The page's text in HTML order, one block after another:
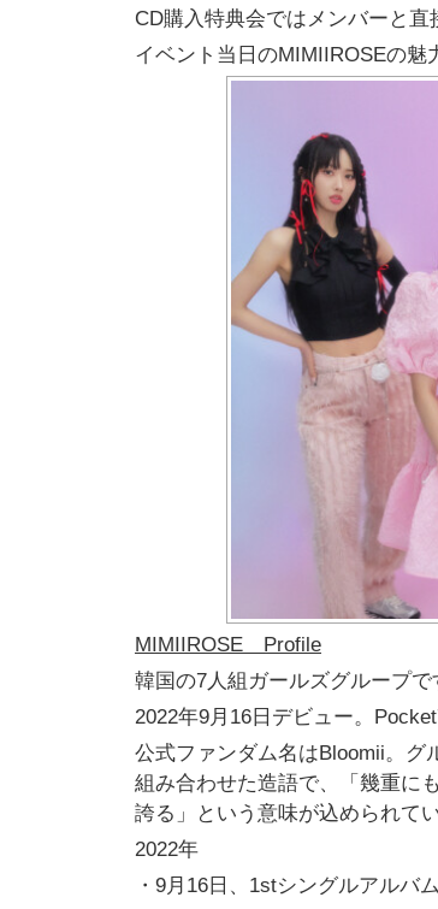
CD購入特典会ではメンバーと
イベント当日のMIMIIROSEの魅
MIMIIROSE Profile
韓国の7人組ガールズグループで
2022年9月16日デビュー。
公式ファンダム名はBloomii。グ
組み合わせた造語で、「 幾重に
誇る」という意味が込められてい
2022年
・9月16日、1stシングルアルバ